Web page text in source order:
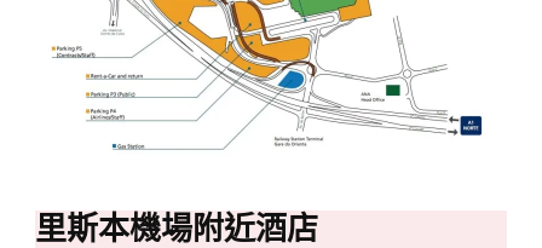
里斯本機場附近酒店